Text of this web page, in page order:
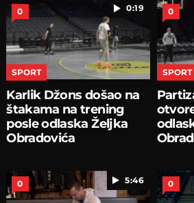
0:19
0
SPORT
Karlik Džons došao na
štakama na trening
posle odlaska Željka
Obradovića
0
SPORT
5:46
0 0